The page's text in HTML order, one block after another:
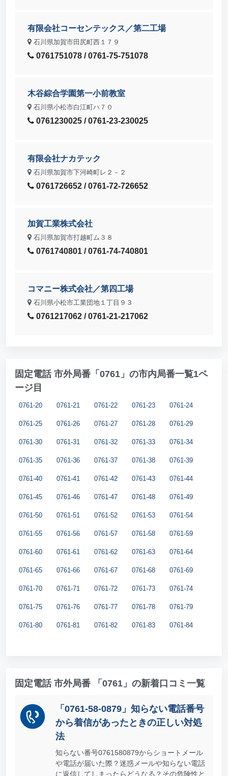
有限会社コーセンテックス／第二工場
石川県加賀市田尻町西１７９
0761751078 / 0761-75-751078
木谷綜合学園第一小前教室
石川県小松市白江町ハ７０
0761230025 / 0761-23-230025
有限会社ナカテック
石川県加賀市下河崎町レ２－２
0761726652 / 0761-72-726652
加賀工業株式会社
石川県加賀市打越町ム３８
0761740801 / 0761-74-740801
コマニー株式会社／第四工場
石川県小松市工業団地１丁目９３
0761217062 / 0761-21-217062
固定電話 市外局番「0761」の市内局番一覧1ペ
ージ目
0761-20 0761-21 0761-22 0761-23 0761-24
0761-25 0761-26 0761-27 0761-28 0761-29
0761-30 0761-31 0761-32 0761-33 0761-34
0761-35 0761-36 0761-37 0761-38 0761-39
0761-40 0761-41 0761-42 0761-43 0761-44
0761-45 0761-46 0761-47 0761-48 0761-49
0761-50 0761-51 0761-52 0761-53 0761-54
0761-55 0761-56 0761-57 0761-58 0761-59
0761-60 0761-61 0761-62 0761-63 0761-64
0761-65 0761-66 0761-67 0761-68 0761-69
0761-70 0761-71 0761-72 0761-73 0761-74
0761-75 0761-76 0761-77 0761-78 0761-79
0761-80 0761-81 0761-82 0761-83 0761-84
固定電話 市外局番 「0761」の新着口コミ一覧
「0761-58-0879」知らない電話番号
から着信があったときの正しい対処
法
知らない番号0761580879からショートメール
や電話が届いた際？迷惑メールや知らない電話
に返信してしまったらどうなる？その危険性と